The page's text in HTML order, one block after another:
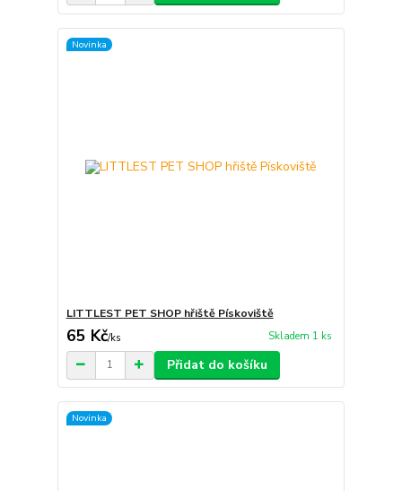
Novinka
LITTLEST PET SHOP hřiště Pískoviště
65 Kč/ks Skladem 1 ks
Přidat do košíku
Novinka